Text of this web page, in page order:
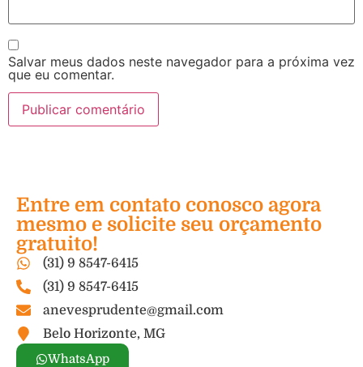
Salvar meus dados neste navegador para a próxima vez
que eu comentar.
Entre em contato conosco agora
mesmo e solicite seu orçamento
gratuito!
(31) 9 8547-6415
(31) 9 8547-6415
anevesprudente@gmail.com
Belo Horizonte, MG
WhatsApp